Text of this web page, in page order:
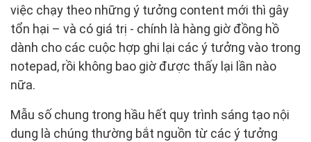
việc chạy theo những ý tưởng content mới thì gây
tổn hại – và có giá trị - chính là hàng giờ đồng hồ
dành cho các cuộc hợp ghi lại các ý tưởng vào trong
notepad, rồi không bao giờ được thấy lại lần nào
nữa.
Mẫu số chung trong hầu hết quy trình sáng tạo nội
dung là chúng thường bắt nguồn từ các ý tưởng